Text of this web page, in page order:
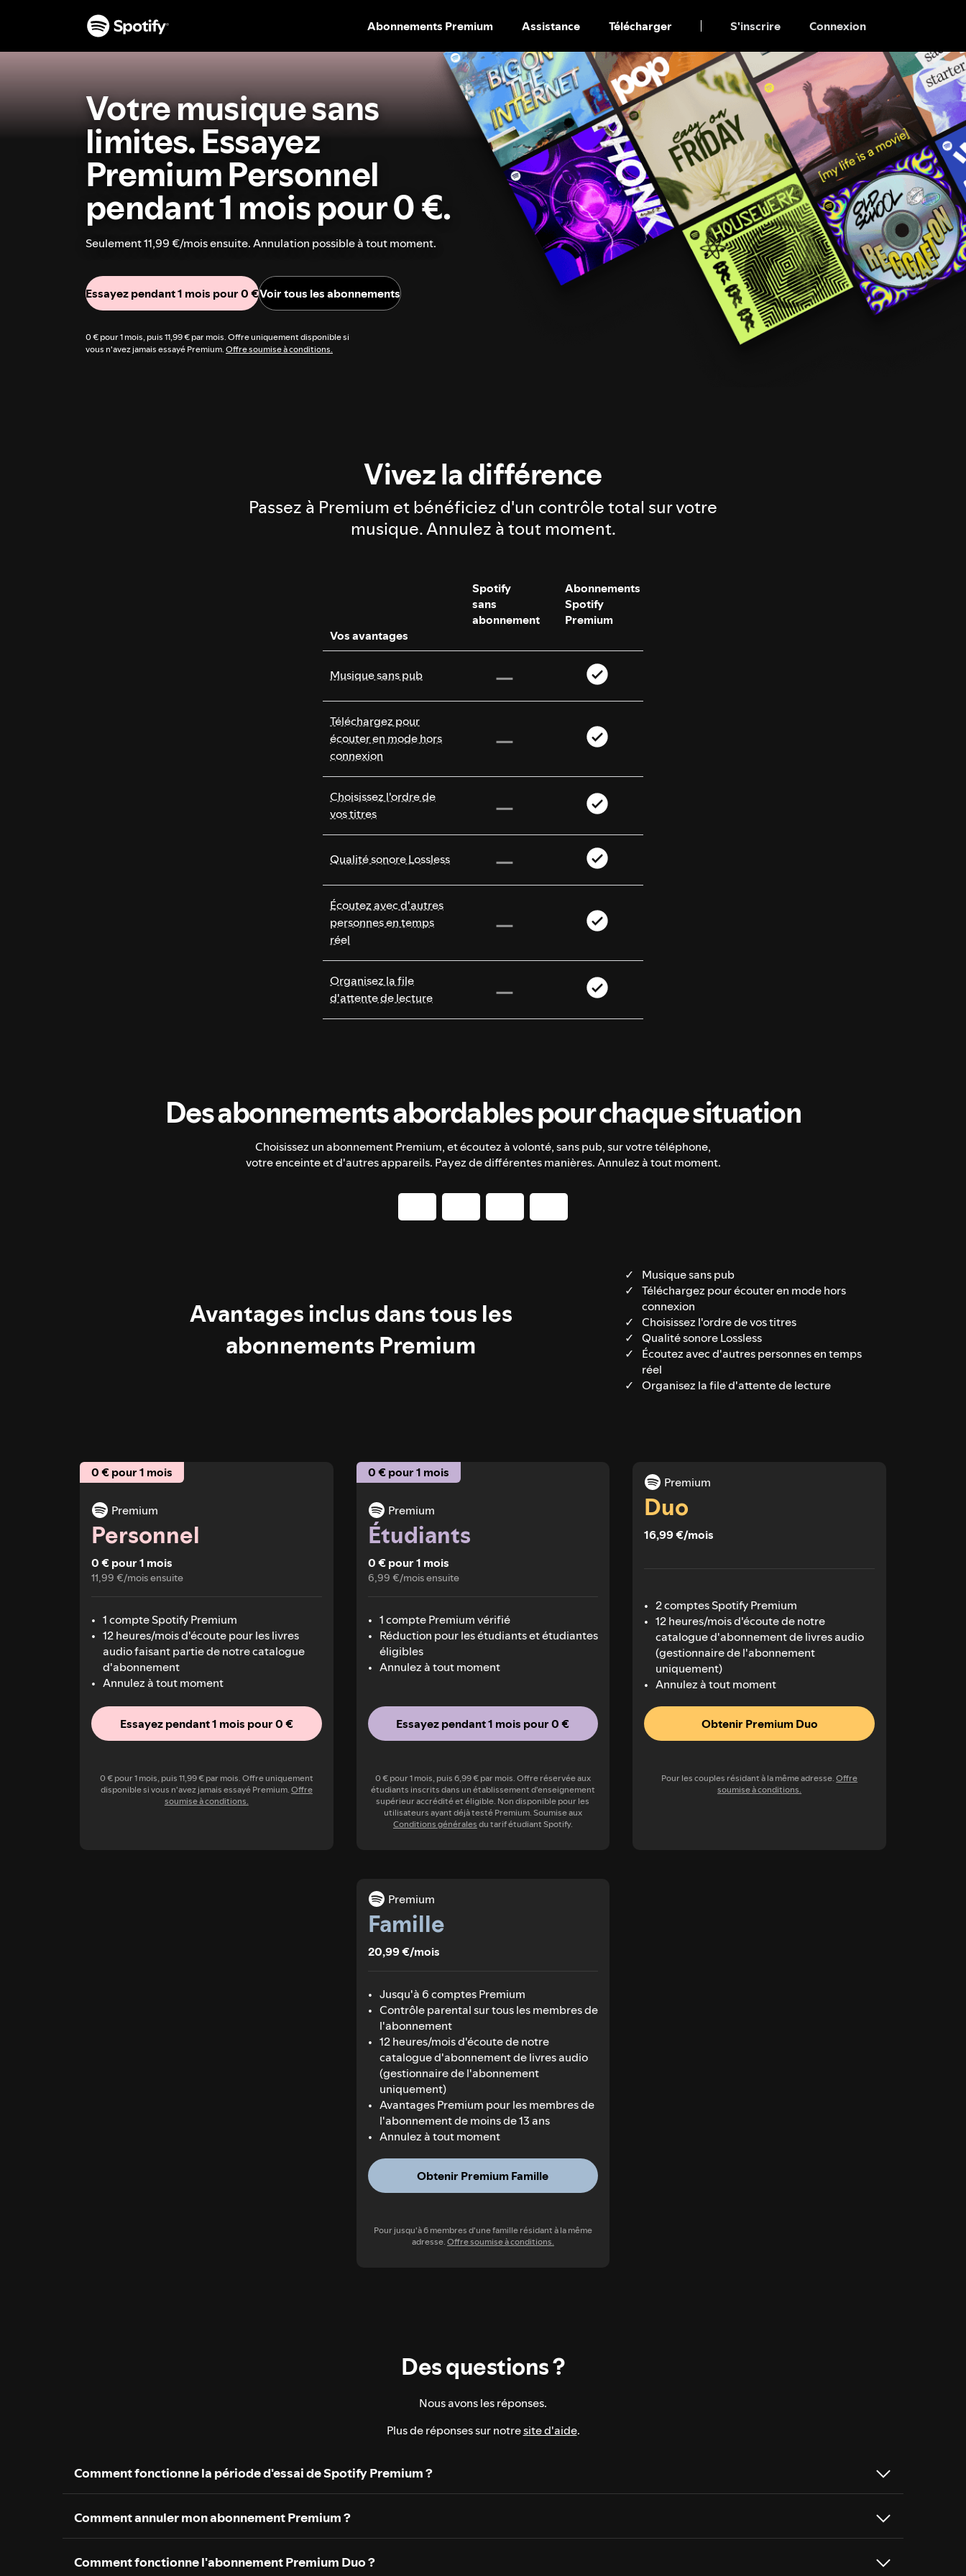
PASSER
AU
CONTENU
Abonnements Premium Assistance Télécharger S'inscrire Connexion
Votre musique sans
limites. Essayez
Premium Personnel
pendant 1 mois pour 0 €.
Seulement 11,99 €/mois ensuite. Annulation possible à tout moment.
Essayez pendant 1 mois pour 0 €Voir tous les abonnements
0 € pour 1 mois, puis 11,99 € par mois. Offre uniquement disponible si
vous n'avez jamais essayé Premium.Offre soumise à conditions.
Vivez la différence
Passez à Premium et bénéficiez d'un contrôle total sur votre
musique. Annulez à tout moment.
Vos avantages
Spotify
sans
abonnement
Abonnements
Spotify
Premium
Musique sans pub
Téléchargez pour
écouter en mode hors
connexion
Choisissez l'ordre de
vos titres
Qualité sonore Lossless
Écoutez avec d'autres
personnes en temps
réel
Organisez la file
d'attente de lecture
Des abonnements abordables pour chaque situation
Choisissez un abonnement Premium, et écoutez à volonté, sans pub, sur votre téléphone,
votre enceinte et d'autres appareils. Payez de différentes manières. Annulez à tout moment.
Avantages inclus dans tous les
abonnements Premium
Musique sans pub
Téléchargez pour écouter en mode hors
connexion
Choisissez l'ordre de vos titres
Qualité sonore Lossless
Écoutez avec d'autres personnes en temps
réel
Organisez la file d'attente de lecture
0 € pour 1 mois
Premium
Personnel
0 € pour 1 mois
11,99 €/mois ensuite
1 compte Spotify Premium
12 heures/mois d'écoute pour les livres
audio faisant partie de notre catalogue
d'abonnement
Annulez à tout moment
Essayez pendant 1 mois pour 0 €
0 € pour 1 mois, puis 11,99 € par mois. Offre uniquement
disponible si vous n'avez jamais essayé Premium.Offre
soumise à conditions.
0 € pour 1 mois
Premium
Étudiants
0 € pour 1 mois
6,99 €/mois ensuite
1 compte Premium vérifié
Réduction pour les étudiants et étudiantes
éligibles
Annulez à tout moment
Essayez pendant 1 mois pour 0 €
0 € pour 1 mois, puis 6,99 € par mois. Offre réservée aux
étudiants inscrits dans un établissement d'enseignement
supérieur accrédité et éligible. Non disponible pour les
utilisateurs ayant déjà testé Premium. Soumise aux
Conditions généralesdu tarif étudiant Spotify.
Premium
Duo
16,99 €/mois
2 comptes Spotify Premium
12 heures/mois d'écoute de notre
catalogue d'abonnement de livres audio
(gestionnaire de l'abonnement
uniquement)
Annulez à tout moment
Obtenir Premium Duo
Pour les couples résidant à la même adresse.Offre
soumise à conditions.
Premium
Famille
20,99 €/mois
Jusqu'à 6 comptes Premium
Contrôle parental sur tous les membres de
l'abonnement
12 heures/mois d'écoute de notre
catalogue d'abonnement de livres audio
(gestionnaire de l'abonnement
uniquement)
Avantages Premium pour les membres de
l'abonnement de moins de 13 ans
Annulez à tout moment
Obtenir Premium Famille
Pour jusqu'à 6 membres d'une famille résidant à la même
adresse.Offre soumise à conditions.
Des questions ?
Nous avons les réponses.
Plus de réponses sur notresite d'aide.
Comment fonctionne la période d'essai de Spotify Premium ?
Comment annuler mon abonnement Premium ?
Comment fonctionne l'abonnement Premium Duo ?